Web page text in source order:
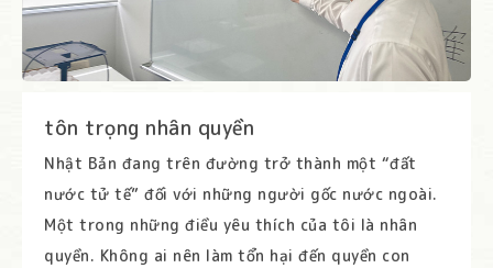
tôn trọng nhân quyền
Nhật Bản đang trên đường trở thành một “đất
nước tử tế” đối với những người gốc nước ngoài.
Một trong những điều yêu thích của tôi là nhân
quyền. Không ai nên làm tổn hại đến quyền con